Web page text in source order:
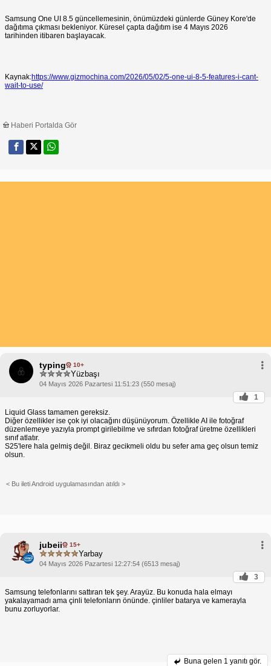
Samsung One UI 8.5 güncellemesinin, önümüzdeki günlerde Güney Kore'de
dağıtıma çıkması bekleniyor. Küresel çapta dağıtım ise 4 Mayıs 2026
tarihinden itibaren başlayacak.
Kaynak:https://www.gizmochina.com/2026/05/02/5-one-ui-8-5-features-i-cant-
wait-to-use/
Haberi Portalda Gör
typing 10+
Yüzbaşı
04 Mayıs 2026 Pazartesi 11:51:23 (550 mesaj)
1
Liquid Glass tamamen gereksiz.
Diğer özellikler ise çok iyi olacağını düşünüyorum. Özellikle AI ile fotoğraf
düzenlemeye yazıyla prompt girilebilme ve sıfırdan fotoğraf üretme özellikleri
sınıf atlatır.
S25'lere hala gelmiş değil. Biraz gecikmeli oldu bu sefer ama geç olsun temiz
olsun.
< Bu ileti Android uygulamasından atıldı >
jubeii 15+
Yarbay
04 Mayıs 2026 Pazartesi 12:27:54 (6513 mesaj)
3
Samsung telefonlarını sattıran tek şey. Arayüz. Bu konuda hala elmayı
yakalayamadı ama çinli telefonların önünde. çinliler batarya ve kamerayla
bunu zorluyorlar.
Buna gelen 1 yanıtı gör.